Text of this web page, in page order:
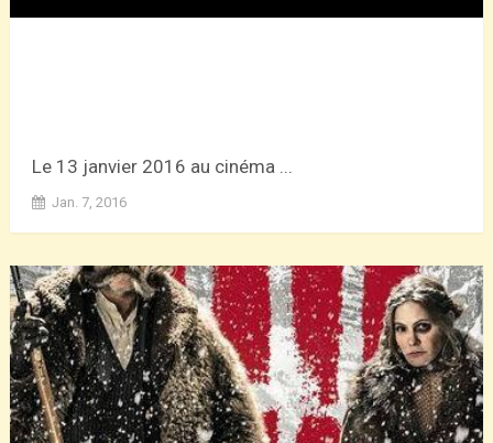
Le 13 janvier 2016 au cinéma ...
Jan. 7, 2016